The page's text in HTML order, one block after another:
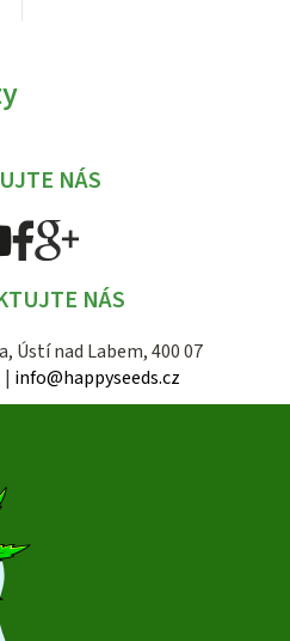
NÁS
NÁS
Ústí nad Labem, 400 07
| info@happyseeds.cz